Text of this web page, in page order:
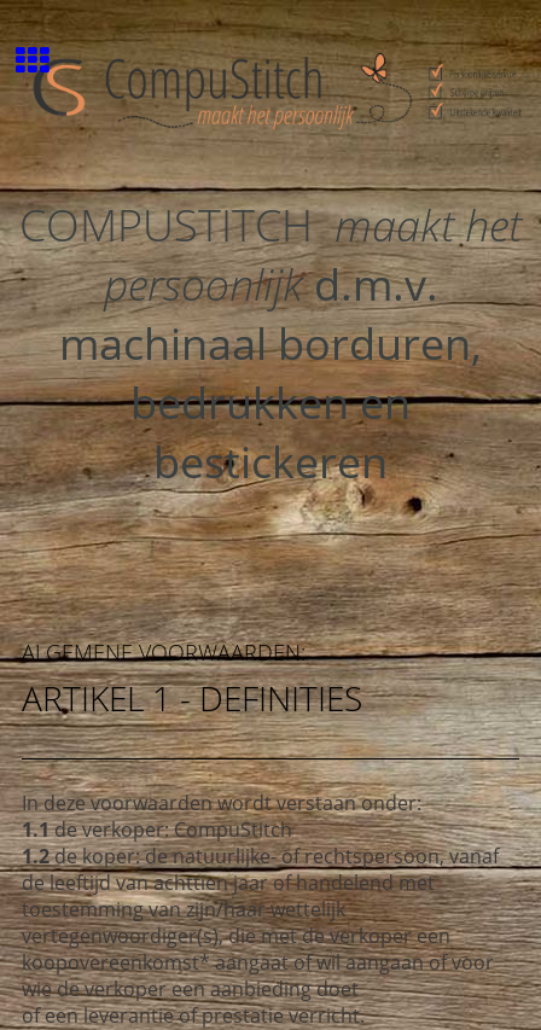
COMPUSTITCHmaakt het
persoonlijkd.m.v.
machinaal borduren,
bedrukken en
bestickeren
ALGEMENE VOORWAARDEN:
ARTIKEL 1 - DEFINITIES
In deze voorwaarden wordt verstaan onder:
1.1de verkoper: CompuStitch
1.2de koper: de natuurlijke- of rechtspersoon, vanaf
de leeftijd van achttien jaar of handelend met
toestemming van zijn/haar wettelijk
vertegenwoordiger(s), die met de verkoper een
koopovereenkomst* aangaat of wil aangaan of voor
wie de verkoper een aanbieding doet
of een leverantie of prestatie verricht.